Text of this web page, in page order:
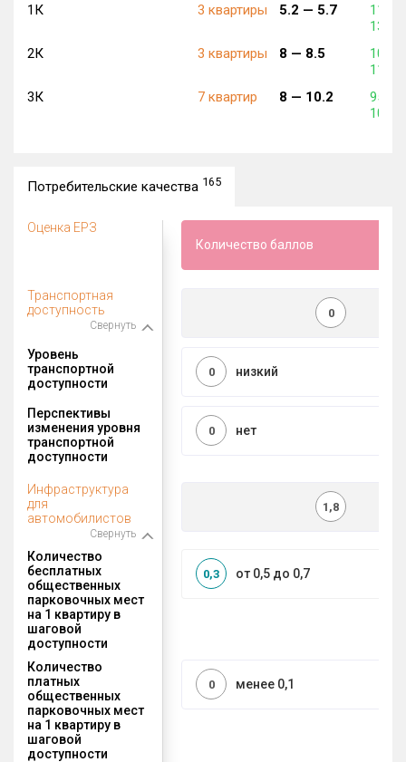
1К
3 квартиры 5.2 — 5.7
114
135
2К
3 квартиры 8 — 8.5
100
116
3К
7 квартир 8 — 10.2
95
106
Потребительские качества 165
Оценка ЕРЗ
Количество баллов
Транспортная
доступность
Свернуть
0
Уровень
транспортной
доступности
низкий
0
Перспективы
изменения уровня
транспортной
доступности
нет
0
Инфраструктура
для
автомобилистов
Свернуть
1,8
Количество
бесплатных
общественных
парковочных мест
на 1 квартиру в
шаговой
доступности
от 0,5 до 0,7
0,3
Количество
платных
общественных
парковочных мест
на 1 квартиру в
шаговой
доступности
менее 0,1
0